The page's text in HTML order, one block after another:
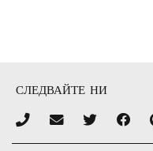
СЛЕДВАЙТЕ НИ